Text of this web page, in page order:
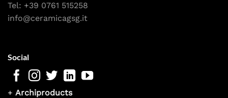
Tel: +39 0761 515258
info@ceramicagsg.it
Social
+ Archiproducts